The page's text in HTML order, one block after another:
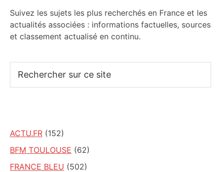
Suivez les sujets les plus recherchés en France et les
actualités associées : informations factuelles, sources
et classement actualisé en continu.
sur
ACTU.FR (152)
BFM TOULOUSE (62)
FRANCE BLEU (502)